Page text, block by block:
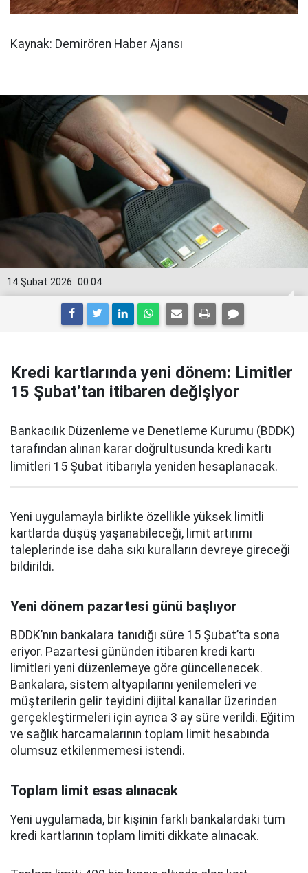
Kaynak: Demirören Haber Ajansı
00:04
14 Şubat 2026
Kredi kartlarında yeni dönem: Limitler
15 Şubat’tan itibaren değişiyor
Bankacılık Düzenleme ve Denetleme Kurumu (BDDK)
tarafından alınan karar doğrultusunda kredi kartı
limitleri 15 Şubat itibarıyla yeniden hesaplanacak.
Yeni uygulamayla birlikte özellikle yüksek limitli
kartlarda düşüş yaşanabileceği, limit artırımı
taleplerinde ise daha sıkı kuralların devreye gireceği
bildirildi.
Yeni dönem pazartesi günü başlıyor
BDDK’nın bankalara tanıdığı süre 15 Şubat’ta sona
eriyor. Pazartesi gününden itibaren kredi kartı
limitleri yeni düzenlemeye göre güncellenecek.
Bankalara, sistem altyapılarını yenilemeleri ve
müşterilerin gelir teyidini dijital kanallar üzerinden
gerçekleştirmeleri için ayrıca 3 ay süre verildi. Eğitim
ve sağlık harcamalarının toplam limit hesabında
olumsuz etkilenmemesi istendi.
Toplam limit esas alınacak
Yeni uygulamada, bir kişinin farklı bankalardaki tüm
kredi kartlarının toplam limiti dikkate alınacak.